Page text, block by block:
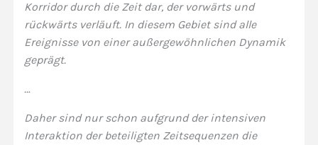
Korridor durch die Zeit dar, der vorwärts und
rückwärts verläuft. In diesem Gebiet sind alle
Ereignisse von einer außergewöhnlichen Dynamik
geprägt.
…
Daher sind nur schon aufgrund der intensiven
Interaktion der beteiligten Zeitsequenzen die